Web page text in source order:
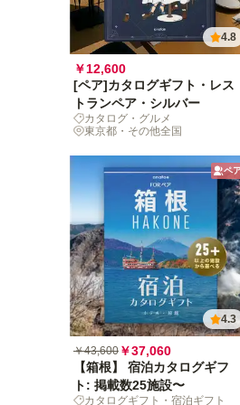
4.8
￥12,600
[ペア]カタログギフト・レス
トランペア・シルバー
カタログ・グルメ
東京都・その他全国
ペ
4.3
￥43,600 ￥37,060
【箱根】 宿泊カタログギフ
ト: 掲載数25施設〜
カタログギフト・宿泊ギフト